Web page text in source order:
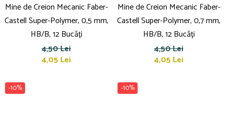
Mine de Creion Mecanic Faber-
Castell Super-Polymer, 0,5 mm,
HB/B, 12 Bucăți
4,50 Lei
4,05 Lei
Mine de Creion Mecanic Faber-
Castell Super-Polymer, 0,7 mm,
HB/B, 12 Bucăți
4,50 Lei
4,05 Lei
-10% -10%